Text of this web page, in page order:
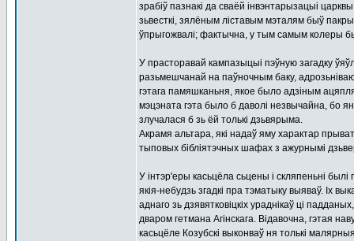
зрабіў пазнакі да сваёй інвэнтарызацыі
зьвесткі, зялёным ліставым мэталям быў
ўпрыгожвалі; фактычна, у тым самым колеры
У прасторавай кампазыцыі пэўную загадку
разьмешчанай на паўночным баку,
гэтага памяшканьня, якое было адзіным
мэцэната гэта было б даволі незвычайна, бо
злучалася б зь ёй толькі дзьвярыма.
Акрамя альтара, які надаў яму характар
тыповых бібліятэчных шафах з ажурнымі
У інтэр'еры касьцёла сьцены і скляпеньні
якія-небудзь згадкі пра тэматыку выяваў. Іх
аднаго зь дзявятковіцкіх ураднікаў ці
дваром гетмана Агінскага. Відавочна, гэтая
касьцёле Козубскі выконваў ня толькі